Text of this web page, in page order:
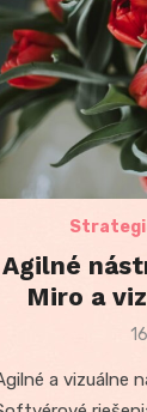
Agilné
Miro a
a vizuálne